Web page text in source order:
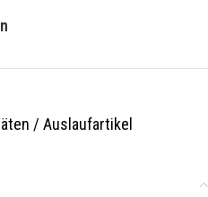
/ Auslaufartikel